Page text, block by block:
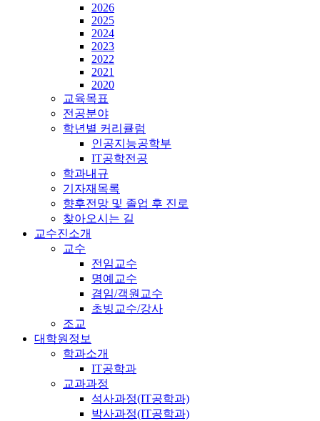
2026
2025
2024
2023
2022
2021
2020
교육목표
전공분야
학년별 커리큘럼
인공지능공학부
IT공학전공
학과내규
기자재목록
향후전망 및 졸업 후 진로
찾아오시는 길
교수진소개
교수
전임교수
명예교수
겸임/객원교수
초빙교수/강사
조교
대학원정보
학과소개
IT공학과
교과과정
석사과정(IT공학과)
박사과정(IT공학과)